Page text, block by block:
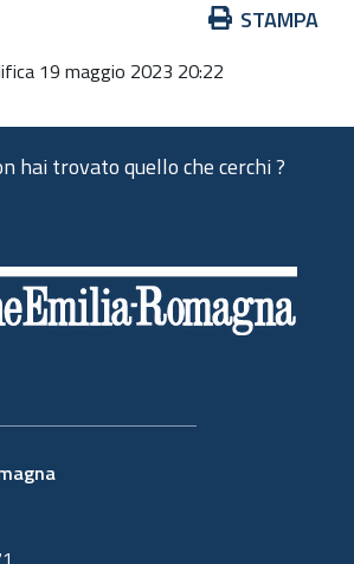
STAMPA
19 maggio 2023 20:22
hai trovato quello che cerchi ?